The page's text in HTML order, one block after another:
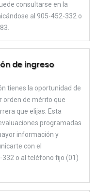
consultarse en la
al 905-452-332 o
de ingreso
tienes la oportunidad de
orden de mérito que
que elijas. Esta
programadas
información y
con el
332 o al teléfono fijo (01)